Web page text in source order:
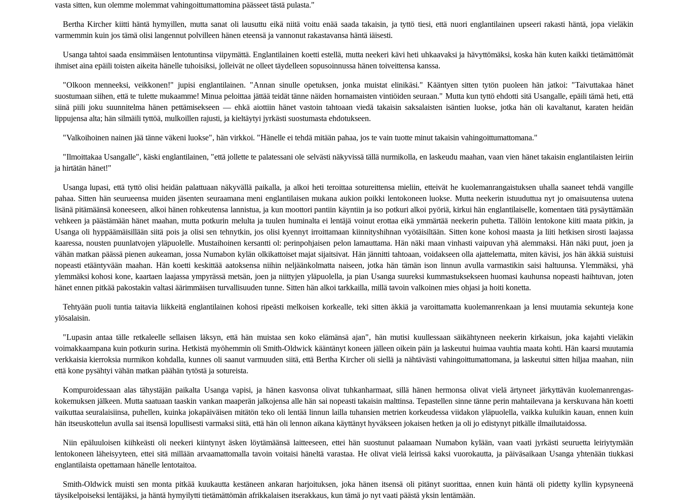
vasta sitten, kun olemme molemmat vahingoittumattomina päässeet tästä pulasta."
Bertha Kircher kiitti häntä hymyillen, mutta sanat oli lausuttu eikä niitä voitu enää saada takaisin, ja tyttö tiesi, että nuori englantilainen upseeri rakasti häntä, jopa vieläkin
varmemmin kuin jos tämä olisi langennut polvilleen hänen eteensä ja vannonut rakastavansa häntä iäisesti.
Usanga tahtoi saada ensimmäisen lentotuntinsa viipymättä. Englantilainen koetti estellä, mutta neekeri kävi heti uhkaavaksi ja hävyttömäksi, koska hän kuten kaikki tietämättömät
ihmiset aina epäili toisten aikeita hänelle tuhoisiksi, jolleivät ne olleet täydelleen sopusoinnussa hänen toiveittensa kanssa.
"Olkoon menneeksi, veikkonen!" jupisi englantilainen. "Annan sinulle opetuksen, jonka muistat elinikäsi." Kääntyen sitten tytön puoleen hän jatkoi: "Taivuttakaa hänet
suostumaan siihen, että te tulette mukaamme! Minua peloittaa jättää teidät tänne näiden hornamaisten vintiöiden seuraan." Mutta kun tyttö ehdotti sitä Usangalle, epäili tämä heti, että
siinä piili joku suunnitelma hänen pettämisekseen — ehkä aiottiin hänet vastoin tahtoaan viedä takaisin saksalaisten isäntien luokse, jotka hän oli kavaltanut, karaten heidän
lippujensa alta; hän silmäili tyttöä, mulkoillen rajusti, ja kieltäytyi jyrkästi suostumasta ehdotukseen.
"Valkoihoinen nainen jää tänne väkeni luokse", hän virkkoi. "Hänelle ei tehdä mitään pahaa, jos te vain tuotte minut takaisin vahingoittumattomana."
"Ilmoittakaa Usangalle", käski englantilainen, "että jollette te palatessani ole selvästi näkyvissä tällä nurmikolla, en laskeudu maahan, vaan vien hänet takaisin englantilaisten leiriin
ja hirtätän hänet!"
Usanga lupasi, että tyttö olisi heidän palattuaan näkyvällä paikalla, ja alkoi heti teroittaa sotureittensa mieliin, etteivät he kuolemanrangaistuksen uhalla saaneet tehdä vangille
pahaa. Sitten hän seurueensa muiden jäsenten seuraamana meni englantilaisen mukana aukion poikki lentokoneen luokse. Mutta neekerin istuuduttua nyt jo omaisuutensa uutena
lisänä pitämäänsä koneeseen, alkoi hänen rohkeutensa lannistua, ja kun moottori pantiin käyntiin ja iso potkuri alkoi pyöriä, kirkui hän englantilaiselle, komentaen tätä pysäyttämään
vehkeen ja päästämään hänet maahan, mutta potkurin melulta ja tuulen huminalta ei lentäjä voinut erottaa eikä ymmärtää neekerin puhetta. Tällöin lentokone kiiti maata pitkin, ja
Usanga oli hyppäämäisillään siitä pois ja olisi sen tehnytkin, jos olisi kyennyt irroittamaan kiinnityshihnan vyötäisiltään. Sitten kone kohosi maasta ja liiti hetkisen sirosti laajassa
kaaressa, nousten puunlatvojen yläpuolelle. Mustaihoinen kersantti ol: perinpohjaisen pelon lamauttama. Hän näki maan vinhasti vaipuvan yhä alemmaksi. Hän näki puut, joen ja
vähän matkan päässä pienen aukeaman, jossa Numabon kylän olkikattoiset majat sijaitsivat. Hän jännitti tahtoaan, voidakseen olla ajattelematta, miten kävisi, jos hän äkkiä suistuisi
nopeasti etääntyvään maahan. Hän koetti keskittää aatoksensa niihin neljäänkolmatta naiseen, jotka hän tämän ison linnun avulla varmastikin saisi haltuunsa. Ylemmäksi, yhä
ylemmäksi kohosi kone, kaartaen laajassa ympyrässä metsän, joen ja niittyjen yläpuolella, ja pian Usanga suureksi kummastuksekseen huomasi kauhunsa nopeasti haihtuvan, joten
hänet ennen pitkää pakostakin valtasi äärimmäisen turvallisuuden tunne. Sitten hän alkoi tarkkailla, millä tavoin valkoinen mies ohjasi ja hoiti konetta.
Tehtyään puoli tuntia taitavia liikkeitä englantilainen kohosi ripeästi melkoisen korkealle, teki sitten äkkiä ja varoittamatta kuolemanrenkaan ja lensi muutamia sekunteja kone
ylösalaisin.
"Lupasin antaa tälle retkaleelle sellaisen läksyn, että hän muistaa sen koko elämänsä ajan", hän mutisi kuullessaan säikähtyneen neekerin kirkaisun, joka kajahti vieläkin
voimakkaampana kuin potkurin surina. Hetkistä myöhemmin oli Smith-Oldwick kääntänyt koneen jälleen oikein päin ja laskeutui huimaa vauhtia maata kohti. Hän kaarsi muutamia
verkkaisia kierroksia nurmikon kohdalla, kunnes oli saanut varmuuden siitä, että Bertha Kircher oli siellä ja nähtävästi vahingoittumattomana, ja laskeutui sitten hiljaa maahan, niin
että kone pysähtyi vähän matkan päähän tytöstä ja sotureista.
Kompuroidessaan alas tähystäjän paikalta Usanga vapisi, ja hänen kasvonsa olivat tuhkanharmaat, sillä hänen hermonsa olivat vielä ärtyneet järkyttävän kuolemanrengas-
kokemuksen jälkeen. Mutta saatuaan taaskin vankan maaperän jalkojensa alle hän sai nopeasti takaisin malttinsa. Tepastellen sinne tänne perin mahtailevana ja kerskuvana hän koetti
vaikuttaa seuralaisiinsa, puhellen, kuinka jokapäiväisen mitätön teko oli lentää linnun lailla tuhansien metrien korkeudessa viidakon yläpuolella, vaikka kuluikin kauan, ennen kuin
hän itseuskottelun avulla sai itsensä lopullisesti varmaksi siitä, että hän oli lennon aikana käyttänyt hyväkseen jokaisen hetken ja oli jo edistynyt pitkälle ilmailutaidossa.
Niin epäluuloisen kiihkeästi oli neekeri kiintynyt äsken löytämäänsä laitteeseen, ettei hän suostunut palaamaan Numabon kylään, vaan vaati jyrkästi seuruetta leiriytymään
lentokoneen läheisyyteen, ettei sitä millään arvaamattomalla tavoin voitaisi häneltä varastaa. He olivat vielä leirissä kaksi vuorokautta, ja päiväsaikaan Usanga yhtenään tiukkasi
englantilaista opettamaan hänelle lentotaitoa.
Smith-Oldwick muisti sen monta pitkää kuukautta kestäneen ankaran harjoituksen, joka hänen itsensä oli pitänyt suorittaa, ennen kuin häntä oli pidetty kyllin kypsyneenä
täysikelpoiseksi lentäjäksi, ja häntä hymyilytti tietämättömän afrikkalaisen itserakkaus, kun tämä jo nyt vaati päästä yksin lentämään.